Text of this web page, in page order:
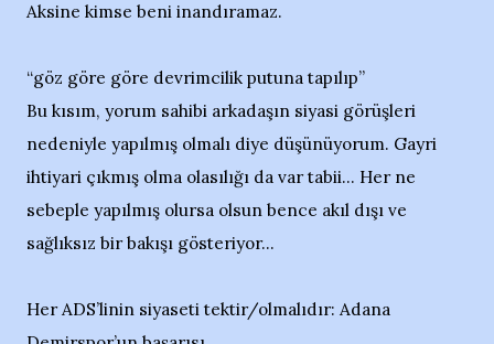
Aksine kimse beni inandıramaz.
“göz göre göre devrimcilik putuna tapılıp”
Bu kısım, yorum sahibi arkadaşın siyasi görüşleri
nedeniyle yapılmış olmalı diye düşünüyorum. Gayri
ihtiyari çıkmış olma olasılığı da var tabii... Her ne
sebeple yapılmış olursa olsun bence akıl dışı ve
sağlıksız bir bakışı gösteriyor...
Her ADS’linin siyaseti tektir/olmalıdır: Adana